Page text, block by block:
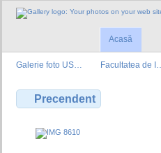
Acasă
Galerie foto US… Facultatea de I…
Precendent